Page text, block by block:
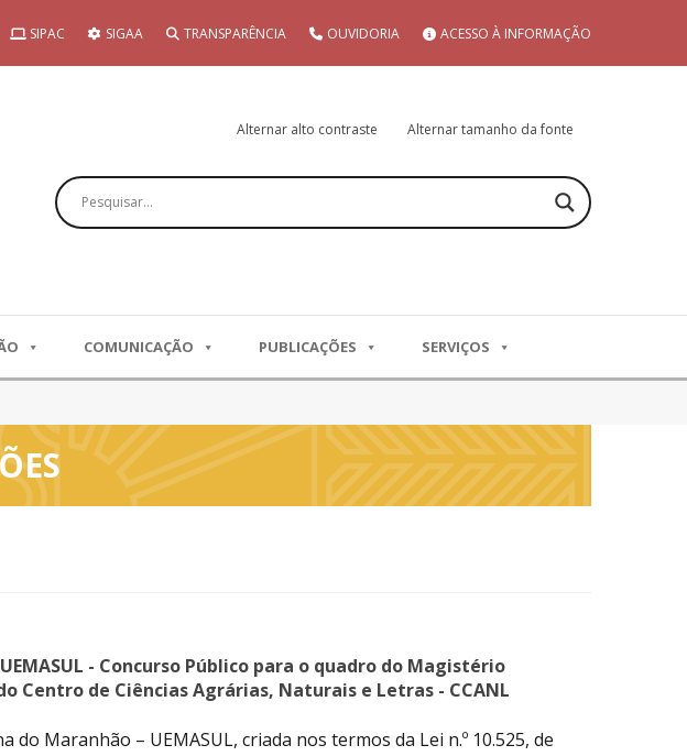
SIPAC SIGAA TRANSPARÊNCIA OUVIDORIA ACESSO À INFORMAÇÃO
Alternar alto contraste Alternar tamanho da fonte
Pesquisar
COMUNICAÇÃO PUBLICAÇÕES SERVIÇOS
UEMASUL - Concurso Público para o quadro do Magistério
Centro de Ciências Agrárias, Naturais e Letras - CCANL
do Maranhão – UEMASUL, criada nos termos da Lei n.º 10.525, de